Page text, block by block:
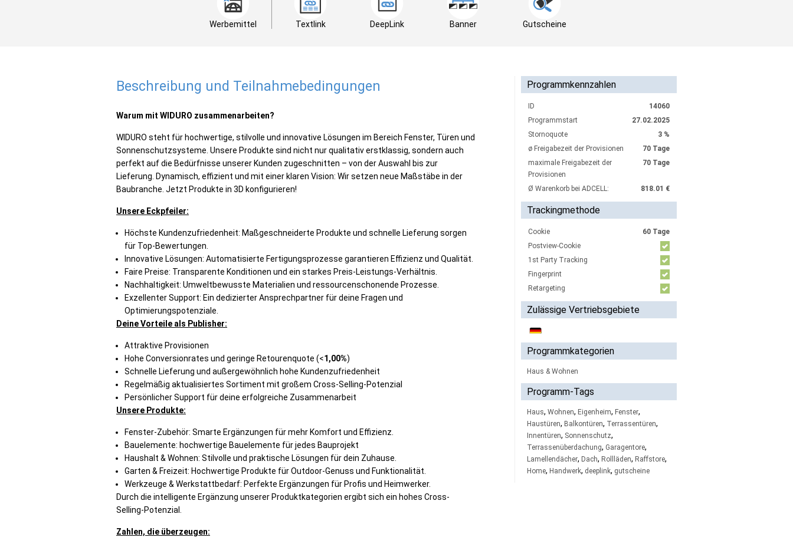
Werbemittel Textlink DeepLink Banner Gutscheine
Beschreibung und Teilnahmebedingungen
Warum mit WIDURO zusammenarbeiten?
WIDURO steht für hochwertige, stilvolle und innovative Lösungen im Bereich Fenster, Türen und
Sonnenschutzsysteme. Unsere Produkte sind nicht nur qualitativ erstklassig, sondern auch
perfekt auf die Bedürfnisse unserer Kunden zugeschnitten – von der Auswahl bis zur
Lieferung. Dynamisch, effizient und mit einer klaren Vision: Wir setzen neue Maßstäbe in der
Baubranche. Jetzt Produkte in 3D konfigurieren!
Unsere Eckpfeiler:
Höchste Kundenzufriedenheit: Maßgeschneiderte Produkte und schnelle Lieferung sorgen
für Top-Bewertungen.
Innovative Lösungen: Automatisierte Fertigungsprozesse garantieren Effizienz und Qualität.
Faire Preise: Transparente Konditionen und ein starkes Preis-Leistungs-Verhältnis.
Nachhaltigkeit: Umweltbewusste Materialien und ressourcenschonende Prozesse.
Exzellenter Support: Ein dedizierter Ansprechpartner für deine Fragen und
Optimierungspotenziale.
Deine Vorteile als Publisher:
Attraktive Provisionen
Hohe Conversionrates und geringe Retourenquote (<1,00%)
Schnelle Lieferung und außergewöhnlich hohe Kundenzufriedenheit
Regelmäßig aktualisiertes Sortiment mit großem Cross-Selling-Potenzial
Persönlicher Support für deine erfolgreiche Zusammenarbeit
Unsere Produkte:
Fenster-Zubehör: Smarte Ergänzungen für mehr Komfort und Effizienz.
Bauelemente: hochwertige Bauelemente für jedes Bauprojekt
Haushalt & Wohnen: Stilvolle und praktische Lösungen für dein Zuhause.
Garten & Freizeit: Hochwertige Produkte für Outdoor-Genuss und Funktionalität.
Werkzeuge & Werkstattbedarf: Perfekte Ergänzungen für Profis und Heimwerker.
Durch die intelligente Ergänzung unserer Produktkategorien ergibt sich ein hohes Cross-
Selling-Potenzial.
Zahlen, die überzeugen:
Programmkennzahlen
ID
14060
Programmstart
27.02.2025
Stornoquote
3 %
ø Freigabezeit der Provisionen
70 Tage
maximale Freigabezeit der
Provisionen
70 Tage
Ø Warenkorb bei ADCELL: 818.01 €
Trackingmethode
Cookie
60 Tage
Postview-Cookie
1st Party Tracking
Fingerprint
Retargeting
Zulässige Vertriebsgebiete
Programmkategorien
Haus & Wohnen
Programm-Tags
Haus, Wohnen, Eigenheim, Fenster,
Haustüren, Balkontüren, Terrassentüren,
Innentüren, Sonnenschutz,
Terrassenüberdachung, Garagentore,
Lamellendächer, Dach, Rollläden, Raffstore,
Home, Handwerk, deeplink, gutscheine